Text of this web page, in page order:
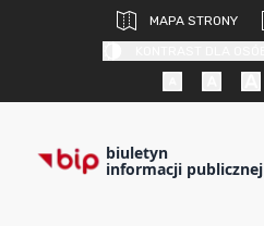
MAPA STRONY
biuletyn
informacji publicznej